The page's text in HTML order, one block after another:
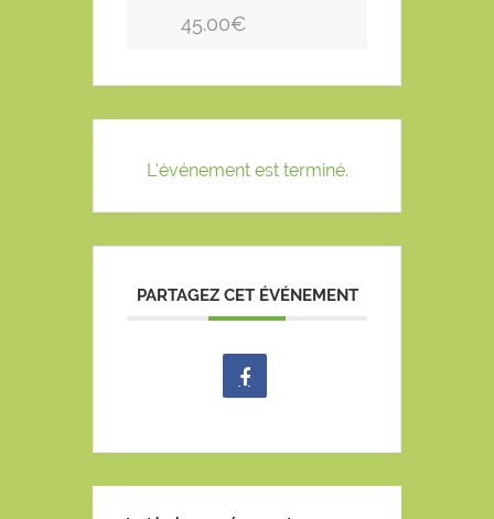
45.00€
L'événement est terminé.
PARTAGEZ CET ÉVÉNEMENT